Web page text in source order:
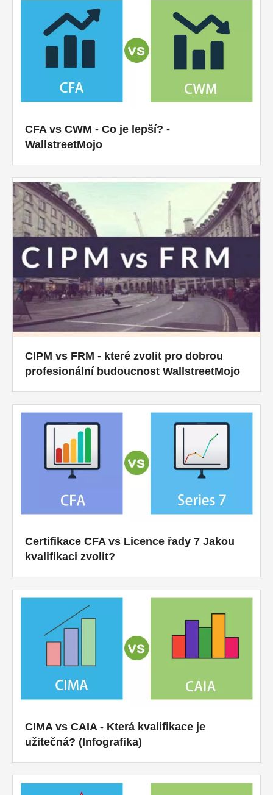
Návody k finančnímu modelování
Plná forma
Výukové programy pro řízení rizik
CFA vs CWM - Co je lepší? -
WallstreetMojo
CIPM vs FRM - které zvolit pro dobrou
profesionální budoucnost WallstreetMojo
Certifikace CFA vs Licence řady 7 Jakou
kvalifikaci zvolit?
CIMA vs CAIA - Která kvalifikace je
užitečná? (Infografika)